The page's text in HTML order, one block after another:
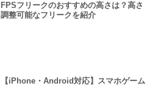
FPSフリークのおすすめの高さは？高さ
調整可能なフリークを紹介
【iPhone・Android対応】スマホゲーム